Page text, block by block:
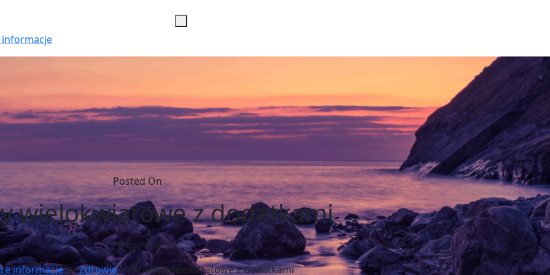
Posted On
wielokwiatowe z dodatkami
0 comments
informacje>>Zdrowie>> Miody wielokwiatowe z dodatkami